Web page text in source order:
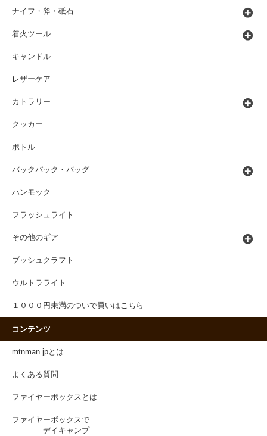
ナイフ・斧・砥石
着火ツール
キャンドル
レザーケア
カトラリー
クッカー
ボトル
バックパック・バッグ
ハンモック
フラッシュライト
その他のギア
ブッシュクラフト
ウルトラライト
１０００円未満のついで買いはこちら
コンテンツ
mtnman.jpとは
よくある質問
ファイヤーボックスとは
ファイヤーボックスで
デイキャンプ